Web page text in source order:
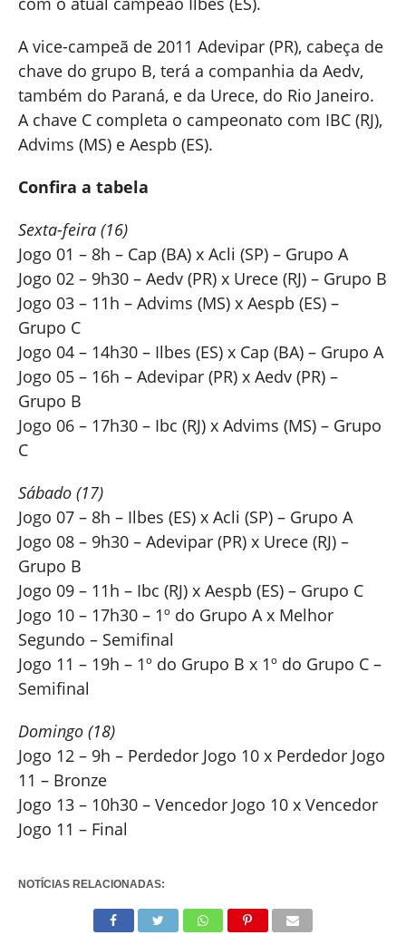
A vice-campeã de 2011 Adevipar (PR), cabeça de
chave do grupo B, terá a companhia da Aedv,
também do Paraná, e da Urece, do Rio Janeiro.
A chave C completa o campeonato com IBC (RJ),
Advims (MS) e Aespb (ES).
Confira a tabela
Sexta-feira (16)
Jogo 01 – 8h – Cap (BA) x Acli (SP) – Grupo A
Jogo 02 – 9h30 – Aedv (PR) x Urece (RJ) – Grupo B
Jogo 03 – 11h – Advims (MS) x Aespb (ES) –
Grupo C
Jogo 04 – 14h30 – Ilbes (ES) x Cap (BA) – Grupo A
Jogo 05 – 16h – Adevipar (PR) x Aedv (PR) –
Grupo B
Jogo 06 – 17h30 – Ibc (RJ) x Advims (MS) – Grupo
C
Sábado (17)
Jogo 07 – 8h – Ilbes (ES) x Acli (SP) – Grupo A
Jogo 08 – 9h30 – Adevipar (PR) x Urece (RJ) –
Grupo B
Jogo 09 – 11h – Ibc (RJ) x Aespb (ES) – Grupo C
Jogo 10 – 17h30 – 1º do Grupo A x Melhor
Segundo – Semifinal
Jogo 11 – 19h – 1º do Grupo B x 1º do Grupo C –
Semifinal
Domingo (18)
Jogo 12 – 9h – Perdedor Jogo 10 x Perdedor Jogo
11 – Bronze
Jogo 13 – 10h30 – Vencedor Jogo 10 x Vencedor
Jogo 11 – Final
NOTÍCIAS RELACIONADAS: